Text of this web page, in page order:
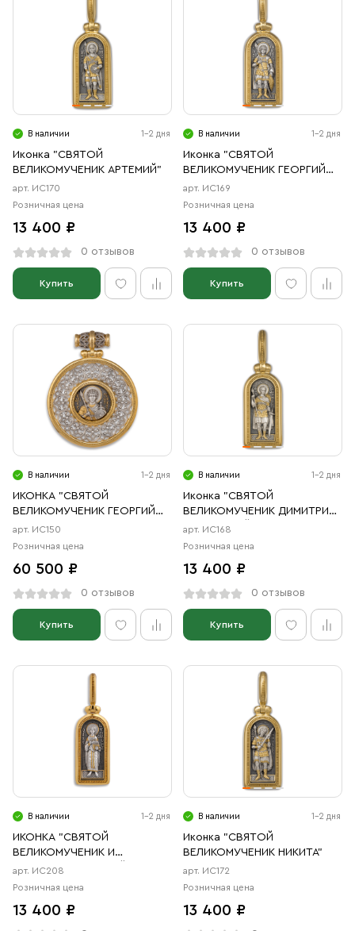
В наличии 1-2 дня
Иконка "СВЯТОЙ
ВЕЛИКОМУЧЕНИК АРТЕМИЙ"
арт. ИС170
Розничная цена
13 400 ₽
0 отзывов
Купить
В наличии 1-2 дня
Иконка "СВЯТОЙ
ВЕЛИКОМУЧЕНИК ГЕОРГИЙ
ПОБЕДОНОСЕЦ"
арт. ИС169
Розничная цена
13 400 ₽
0 отзывов
Купить
В наличии 1-2 дня
ИКОНКА "СВЯТОЙ
ВЕЛИКОМУЧЕНИК ГЕОРГИЙ
ПОБЕДОНОСЕЦ"
арт. ИС150
Розничная цена
60 500 ₽
0 отзывов
Купить
В наличии 1-2 дня
Иконка "СВЯТОЙ
ВЕЛИКОМУЧЕНИК ДИМИТРИЙ
СОЛУНСКИЙ"
арт. ИС168
Розничная цена
13 400 ₽
0 отзывов
Купить
В наличии 1-2 дня
ИКОНКА "СВЯТОЙ
ВЕЛИКОМУЧЕНИК И
ЦЕЛИТЕЛЬ ПАНТЕЛЕЙМОН"
арт. ИС208
Розничная цена
13 400 ₽
В наличии 1-2 дня
Иконка "СВЯТОЙ
ВЕЛИКОМУЧЕНИК НИКИТА"
арт. ИС172
Розничная цена
13 400 ₽